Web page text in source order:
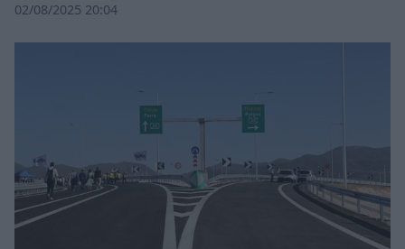
02/08/2025 20:04